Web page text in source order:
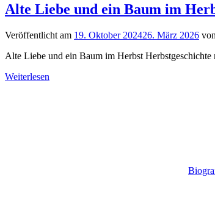
Alte Liebe und ein Baum im
Veröffentlicht am 19. Oktober 202426. März 2026 von
Alte Liebe und ein Baum im Herbst
Weiterlesen